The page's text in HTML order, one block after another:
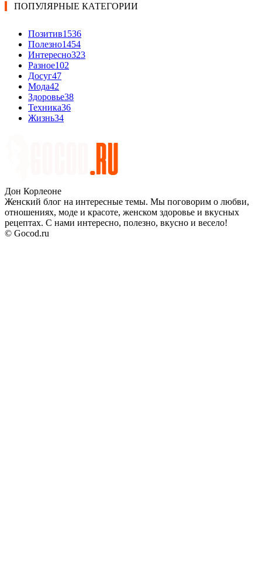
ПОПУЛЯРНЫЕ КАТЕГОРИИ
Позитив1536
Полезно1454
Интересно323
Разное102
Досуг47
Мода42
Здоровье38
Техника36
Жизнь34
Дон Корлеоне
Женский блог на интересные темы. Мы поговорим о любви,
отношениях, моде и красоте, женском здоровье и вкусных
рецептах. С нами интересно, полезно, вкусно и весело!
© Gocod.ru